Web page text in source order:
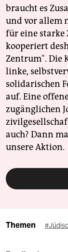
braucht es
und vor allem
für eine starke
kooperiert
Zentrum". Die
linke,
solidarischen
auf. Eine
zugänglichen
auch? Dann
unsere Aktion.
Themen